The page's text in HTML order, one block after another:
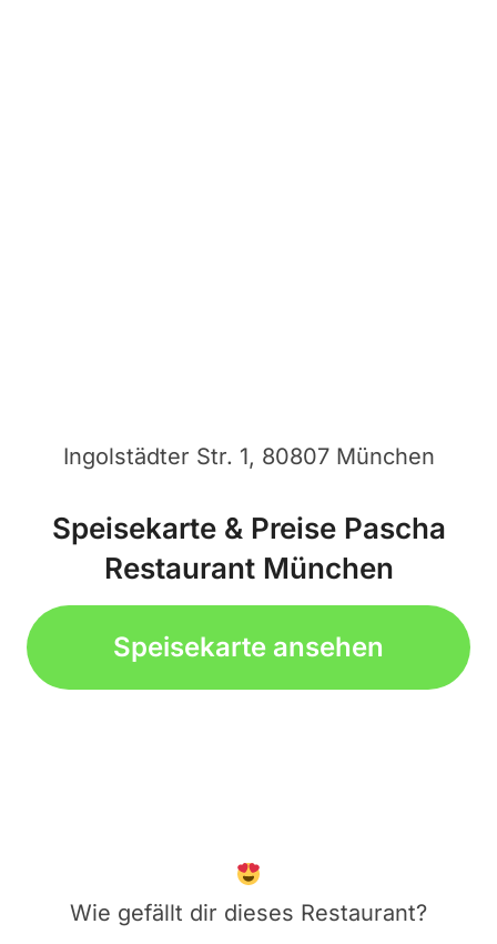
Ingolstädter Str. 1, 80807 München
Speisekarte & Preise Pascha
Restaurant München
Speisekarte ansehen
Wie gefällt dir dieses Restaurant?